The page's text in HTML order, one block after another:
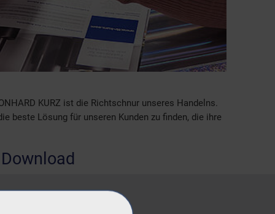
KURZ ist die Richtschnur unseres Handelns.
beste Lösung für unseren Kunden zu finden, die ihre